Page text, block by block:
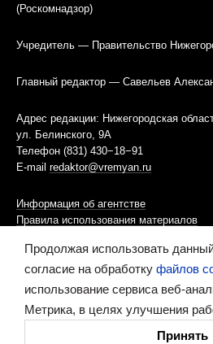
(Роскомнадзор)
Учредитель — Правительство
Главный редактор — Савельев
Адрес редакции: Нижегородская
ул. Белинского, 9А
Телефон (831) 430−18−91
E-mail redaktor@vremyan.ru
Информация об агентстве
Правила использования материалов
Информационная политика
Ресурс содержит материалы 16+
Продолжая использовать
согласие на обработку файлов
использование сервиса веб-
Метрика, в целях улучшения
Принять